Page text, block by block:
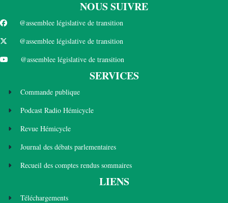
NOUS SUIVRE
@assemblee législative de transition
@assemblee législative de transition
@assemblee législative de transition
SERVICES
Commande publique
Podcast Radio Hémicycle
Revue Hémicycle
Journal des débats parlementaires
Recueil des comptes rendus sommaires
LIENS
Téléchargements